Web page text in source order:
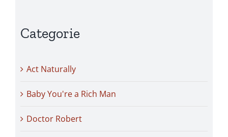
Categorie
Act Naturally
Baby You're a Rich Man
Doctor Robert